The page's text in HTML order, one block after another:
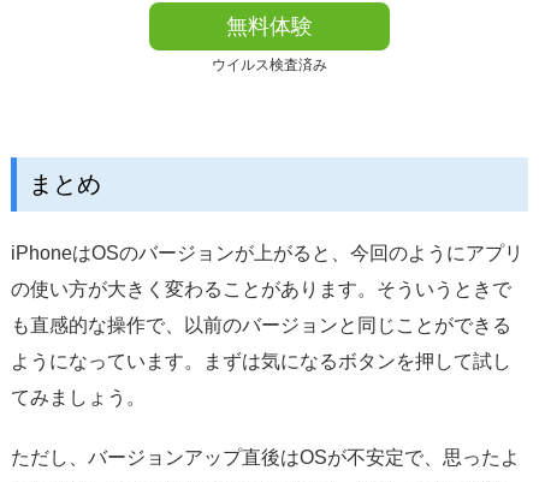
無料体験
ウイルス検査済み
まとめ
iPhoneはOSのバージョンが上がると、今回のようにアプリ
の使い方が大きく変わることがあります。そういうときで
も直感的な操作で、以前のバージョンと同じことができる
ようになっています。まずは気になるボタンを押して試し
てみましょう。
ただし、バージョンアップ直後はOSが不安定で、思ったよ